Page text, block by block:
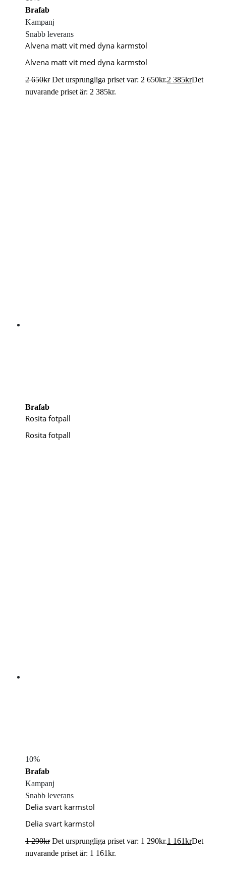
Brafab
Kampanj
Snabb leverans
Alvena matt vit med dyna karmstol
Alvena matt vit med dyna karmstol
2 650kr Det ursprungliga priset var: 2 650kr.2 385krDet
nuvarande priset är: 2 385kr.
Brafab
Rosita fotpall
Rosita fotpall
10%
Brafab
Kampanj
Snabb leverans
Delia svart karmstol
Delia svart karmstol
1 290kr Det ursprungliga priset var: 1 290kr.1 161krDet
nuvarande priset är: 1 161kr.